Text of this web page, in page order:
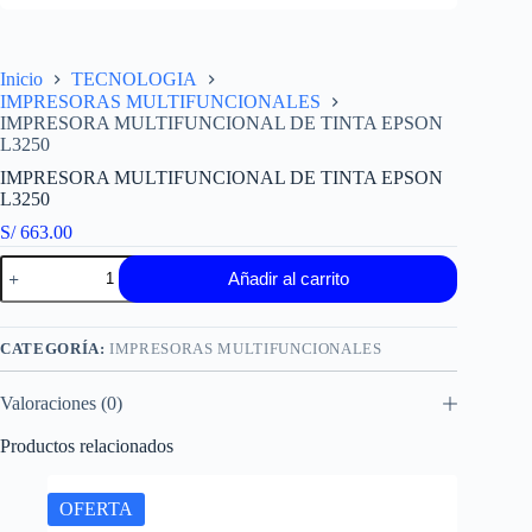
Inicio
TECNOLOGIA
IMPRESORAS MULTIFUNCIONALES
IMPRESORA MULTIFUNCIONAL DE TINTA EPSON
L3250
IMPRESORA MULTIFUNCIONAL DE TINTA EPSON
L3250
S/663.00
IMPRESORA
MULTIFUNCIONAL
DE
TINTA
EPSON
Añadir al carrito
CATEGORÍA:IMPRESORAS MULTIFUNCIONALES
Valoraciones (0)
Productos relacionados
OFERTA